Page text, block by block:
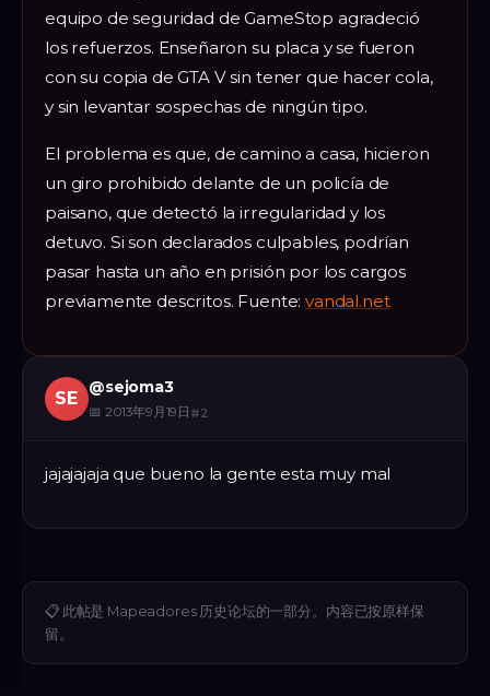
equipo de seguridad de GameStop agradeció
los refuerzos. Enseñaron su placa y se fueron
con su copia de GTA V sin tener que hacer cola,
y sin levantar sospechas de ningún tipo.
El problema es que, de camino a casa, hicieron
un giro prohibido delante de un policía de
paisano, que detectó la irregularidad y los
detuvo. Si son declarados culpables, podrían
pasar hasta un año en prisión por los cargos
previamente descritos. Fuente:vandal.net
SE
@sejoma3
📅 2013年9月19日 #2
jajajajaja que bueno la gente esta muy mal
📋 此帖是 Mapeadores 历史论坛的一部分。内容已按原样保
留。